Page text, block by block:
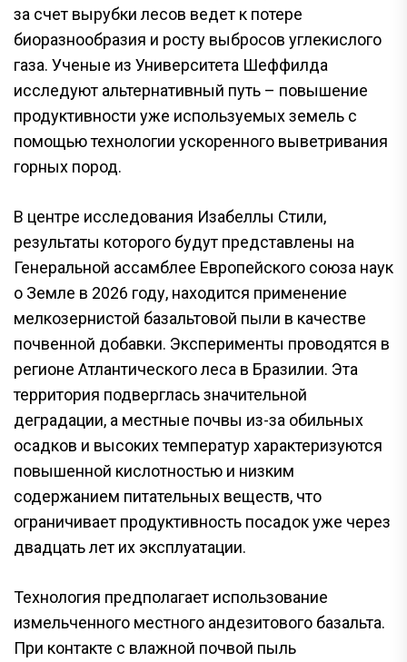
за счет вырубки лесов ведет к потере
биоразнообразия и росту выбросов углекислого
газа. Ученые из Университета Шеффилда
исследуют альтернативный путь – повышение
продуктивности уже используемых земель с
помощью технологии ускоренного выветривания
горных пород.
В центре исследования Изабеллы Стили,
результаты которого будут представлены на
Генеральной ассамблее Европейского союза наук
о Земле в 2026 году, находится применение
мелкозернистой базальтовой пыли в качестве
почвенной добавки. Эксперименты проводятся в
регионе Атлантического леса в Бразилии. Эта
территория подверглась значительной
деградации, а местные почвы из-за обильных
осадков и высоких температур характеризуются
повышенной кислотностью и низким
содержанием питательных веществ, что
ограничивает продуктивность посадок уже через
двадцать лет их эксплуатации.
Технология предполагает использование
измельченного местного андезитового базальта.
При контакте с влажной почвой пыль